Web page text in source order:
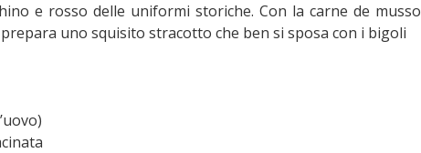
e rosso delle uniformi storiche. Con la carne de musso
uno squisito stracotto che ben si sposa con i bigoli